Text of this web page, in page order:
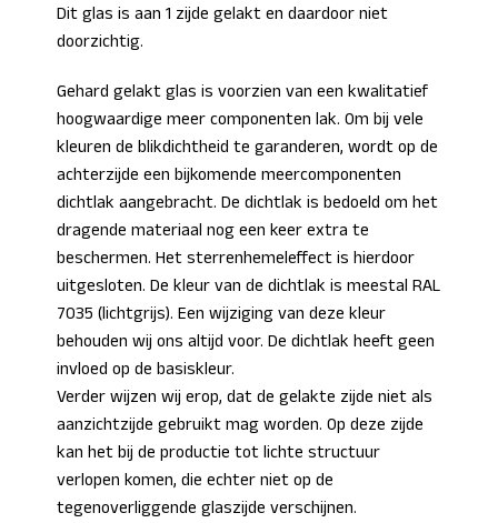
Dit glas is aan 1 zijde gelakt en daardoor niet
doorzichtig.
Gehard gelakt glas is voorzien van een kwalitatief
hoogwaardige meer componenten lak. Om bij vele
kleuren de blikdichtheid te garanderen, wordt op de
achterzijde een bijkomende meercomponenten
dichtlak aangebracht. De dichtlak is bedoeld om het
dragende materiaal nog een keer extra te
beschermen. Het sterrenhemeleffect is hierdoor
uitgesloten. De kleur van de dichtlak is meestal RAL
7035 (lichtgrijs). Een wijziging van deze kleur
behouden wij ons altijd voor. De dichtlak heeft geen
invloed op de basiskleur.
Verder wijzen wij erop, dat de gelakte zijde niet als
aanzichtzijde gebruikt mag worden. Op deze zijde
kan het bij de productie tot lichte structuur
verlopen komen, die echter niet op de
tegenoverliggende glaszijde verschijnen.